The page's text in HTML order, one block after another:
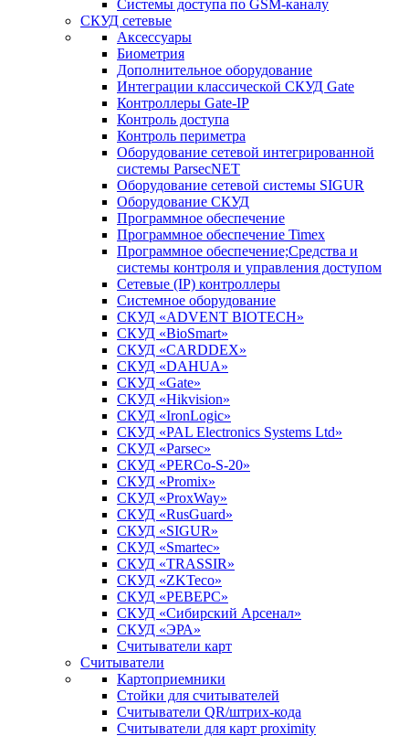
Системы доступа по GSM-каналу
СКУД сетевые
Аксессуары
Биометрия
Дополнительное оборудование
Интеграции классической СКУД Gate
Контроллеры Gate-IP
Контроль доступа
Контроль периметра
Оборудование сетевой интегрированной
системы ParsecNET
Оборудование сетевой системы SIGUR
Оборудование СКУД
Программное обеспечение
Программное обеспечение Timex
Программное обеспечение;Средства и
системы контроля и управления доступом
Сетевые (IP) контроллеры
Системное оборудование
СКУД «ADVENT BIOTECH»
СКУД «BioSmart»
СКУД «CARDDEX»
СКУД «DAHUA»
СКУД «Gate»
СКУД «Hikvision»
СКУД «IronLogic»
СКУД «PAL Electronics Systems Ltd»
СКУД «Parsec»
СКУД «PERCo-S-20»
СКУД «Promix»
СКУД «ProxWay»
СКУД «RusGuard»
СКУД «SIGUR»
СКУД «Smartec»
СКУД «TRASSIR»
СКУД «ZKTeco»
СКУД «РЕВЕРС»
СКУД «Сибирский Арсенал»
СКУД «ЭРА»
Считыватели карт
Считыватели
Картоприемники
Стойки для считывателей
Считыватели QR/штрих-кода
Считыватели для карт proximity